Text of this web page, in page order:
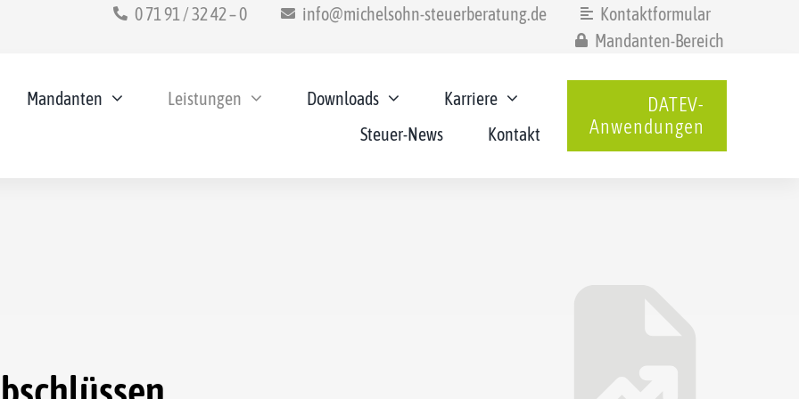
0 71 91 / 32 42 – 0 info@michelsohn-steuerberatung.de
Kontaktformular
Mandanten-Bereich
Mandanten Leistungen Downloads
Karriere
Steuer-News
Kontakt
DATEV-
Anwendungen